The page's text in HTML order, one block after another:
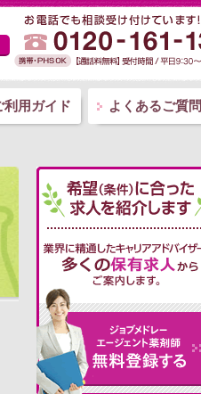
利用ガイド よくあるご質問